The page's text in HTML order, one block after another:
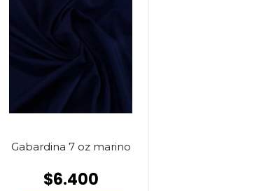
Gabardina 7 oz marino
$6.400